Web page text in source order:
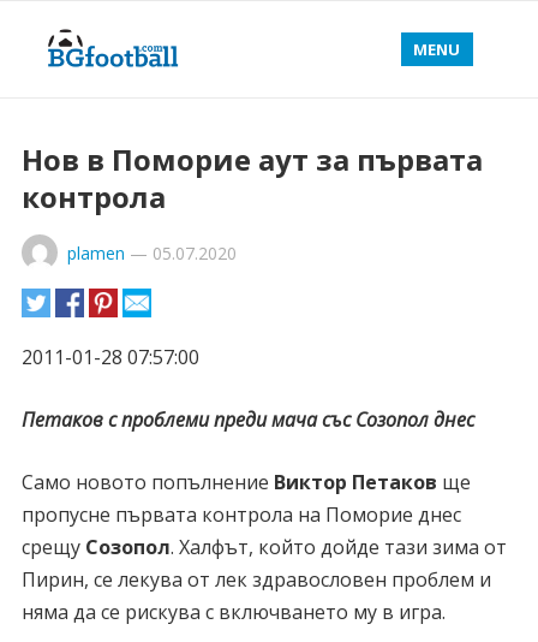
MENU
Нов в Поморие аут за първата
контрола
plamen — 05.07.2020
2011-01-28 07:57:00
Петаков с проблеми преди мача със Созопол днес
Само новото попълнение Виктор Петаков ще
пропусне първата контрола на Поморие днес
срещу Созопол. Халфът, който дойде тази зима от
Пирин, се лекува от лек здравословен проблем и
няма да се рискува с включването му в игра.